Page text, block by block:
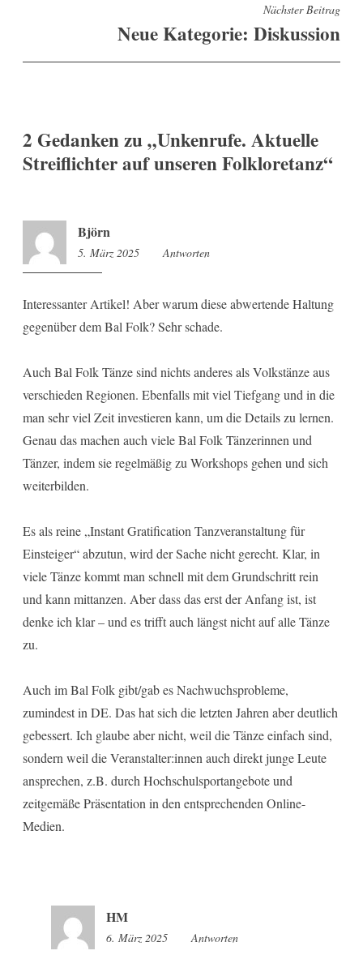
Nächster Beitrag
Neue Kategorie: Diskussion
2 Gedanken zu „Unkenrufe. Aktuelle
Streiflichter auf unseren Folkloretanz“
Björn
5. März 2025 9:08
Antworten
Interessanter Artikel! Aber warum diese abwertende Haltung
gegenüber dem Bal Folk? Sehr schade.
Auch Bal Folk Tänze sind nichts anderes als Volkstänze aus
verschieden Regionen. Ebenfalls mit viel Tiefgang und in die
man sehr viel Zeit investieren kann, um die Details zu lernen.
Genau das machen auch viele Bal Folk Tänzerinnen und
Tänzer, indem sie regelmäßig zu Workshops gehen und sich
weiterbilden.
Es als reine „Instant Gratification Tanzveranstaltung für
Einsteiger“ abzutun, wird der Sache nicht gerecht. Klar, in
viele Tänze kommt man schnell mit dem Grundschritt rein
und kann mittanzen. Aber dass das erst der Anfang ist, ist
denke ich klar – und es trifft auch längst nicht auf alle Tänze
zu.
Auch im Bal Folk gibt/gab es Nachwuchsprobleme,
zumindest in DE. Das hat sich die letzten Jahren aber deutlich
gebessert. Ich glaube aber nicht, weil die Tänze einfach sind,
sondern weil die Veranstalter:innen auch direkt junge Leute
ansprechen, z.B. durch Hochschulsportangebote und
zeitgemäße Präsentation in den entsprechenden Online-
Medien.
HM
6. März 2025 9:37
Antworten